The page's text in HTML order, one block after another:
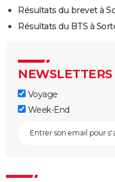
Résultats du brevet à
Résultats du BTS à
NEWSLETTERS
Voyage
Week-End